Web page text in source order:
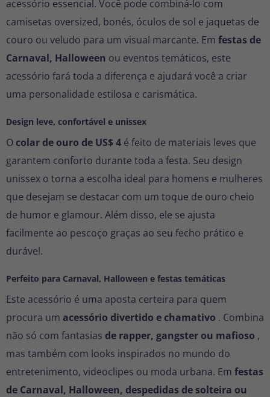
acessório essencial. Você pode combiná-lo com
camisetas oversized, bonés, óculos de sol e jaquetas de
couro ou veludo para um visual marcante. Em festas de
Carnaval, Halloween ou eventos temáticos, este
acessório fará toda a diferença e ajudará você a criar
uma personalidade estilosa e carismática.
Design leve, confortável e unissex
O colar de ouro de US$ 4 é feito de materiais leves que
garantem conforto durante toda a festa. Seu design
unissex o torna a escolha ideal para homens e mulheres
que desejam se destacar com um toque de ouro cheio
de humor e glamour. Além disso, ele se ajusta
facilmente ao pescoço graças ao seu fecho prático e
durável.
Perfeito para Carnaval, Halloween e festas temáticas
Este acessório é uma aposta certeira para quem
procura um acessório divertido e chamativo . Combina
não só com fantasias de rapper, gangster ou mafioso ,
mas também com looks inspirados no mundo do
entretenimento, videoclipes ou moda urbana. Em festas
de Carnaval, Halloween, despedidas de solteira ou